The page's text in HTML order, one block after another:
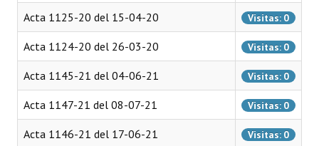
Mujeres que Dejaron Huellas - Registro
Periodistas Decanos - Registro
Ciudadano Ilustre - Registro
Banca del Vecino - Registro
Huéspedes de Honor - Registro
Acta 1125-20 del 15-04-20 Visitas: 0
Acta 1124-20 del 26-03-20 Visitas: 0
Acta 1145-21 del 04-06-21 Visitas: 0
Acta 1147-21 del 08-07-21 Visitas: 0
Acta 1146-21 del 17-06-21 Visitas: 0